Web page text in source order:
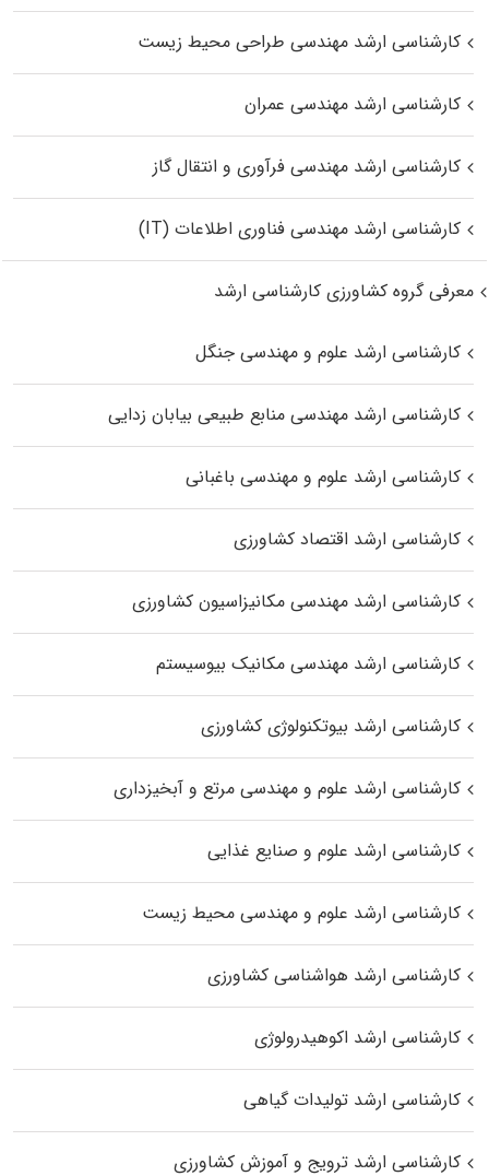
کارشناسی ارشد مهندسی طراحی محیط زیست
کارشناسی ارشد مهندسی عمران
کارشناسی ارشد مهندسی فرآوری و انتقال گاز
کارشناسی ارشد مهندسی فناوری اطلاعات (IT)
معرفی گروه کشاورزی کارشناسی ارشد
کارشناسی ارشد علوم و مهندسی جنگل
کارشناسی ارشد مهندسی منابع طبیعی بیابان زدایی
کارشناسی ارشد علوم و مهندسی باغبانی
کارشناسی ارشد اقتصاد کشاورزی
کارشناسی ارشد مهندسی مکانیزاسیون کشاورزی
کارشناسی ارشد مهندسی مکانیک بیوسیستم
کارشناسی ارشد بیوتکنولوژی کشاورزی
کارشناسی ارشد علوم و مهندسی مرتع و آبخیزداری
کارشناسی ارشد علوم و صنایع غذایی
کارشناسی ارشد علوم و مهندسی محیط زیست
کارشناسی ارشد هواشناسی کشاورزی
کارشناسی ارشد اکوهیدرولوژی
کارشناسی ارشد تولیدات گیاهی
کارشناسی ارشد ترویج و آموزش کشاورزی